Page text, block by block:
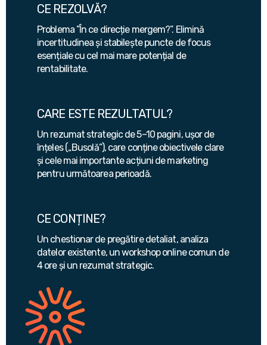
CE REZOLVĂ?
Problema ”În ce direcție mergem?”. Elimină
incertitudinea și stabilește puncte de focus
esențiale cu cel mai mare potențial de
rentabilitate.
CARE ESTE REZULTATUL?
Un rezumat strategic de 5–10 pagini, ușor de
înțeles („Busolă”), care conține obiectivele clare
și cele mai importante acțiuni de marketing
pentru următoarea perioadă.
CE CONȚINE?
Un chestionar de pregătire detaliat, analiza
datelor existente, un workshop online comun de
4 ore și un rezumat strategic.